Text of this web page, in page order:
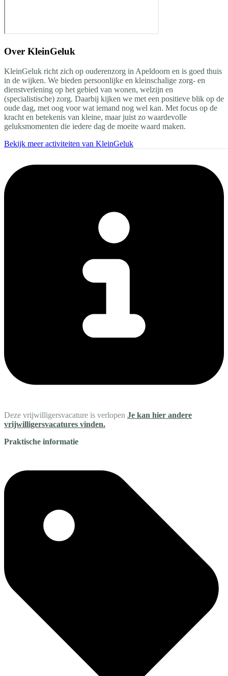
Over KleinGeluk
KleinGeluk richt zich op ouderenzorg in Apeldoorn en is goed thuis
in de wijken. We bieden persoonlijke en kleinschalige zorg- en
dienstverlening op het gebied van wonen, welzijn en
(specialistische) zorg. Daarbij kijken we met een positieve blik op de
oude dag, met oog voor wat iemand nog wel kan. Met focus op de
kracht en betekenis van kleine, maar juist zo waardevolle
geluksmomenten die iedere dag de moeite waard maken.
Bekijk meer activiteiten van KleinGeluk
Deze vrijwilligersvacature is verlopen Je kan hier andere
vrijwilligersvacatures vinden.
Praktische informatie